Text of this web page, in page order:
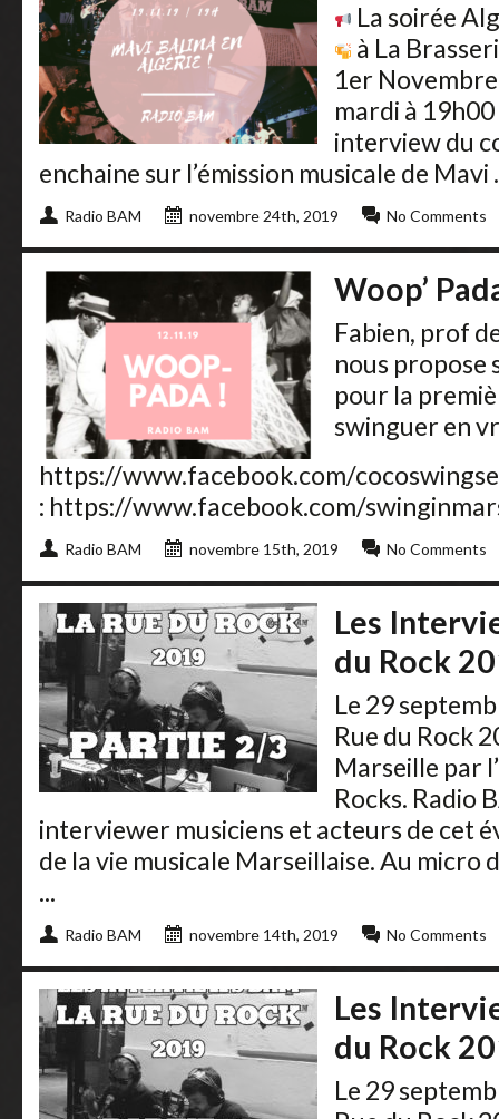
La soirée
à La
1er
mardi à
interview du
enchaine sur l’émission musicale de Mavi
Radio BAM novembre 24th, 2019 No Comments
Woop’
Fabien, prof
nous propose
pour la
swinguer en
https://www.facebook.com/
: https://www.facebook.com/
Radio BAM novembre 15th, 2019 No Comments
Les
du Rock
Le 29
Rue du Rock
Marseille par
Rocks. Radio
interviewer musiciens et acteurs de cet
de la vie musicale Marseillaise. Au micro
...
Radio BAM novembre 14th, 2019 No Comments
Les
du Rock
Le 29